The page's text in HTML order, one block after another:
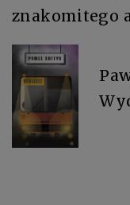
znakomitego